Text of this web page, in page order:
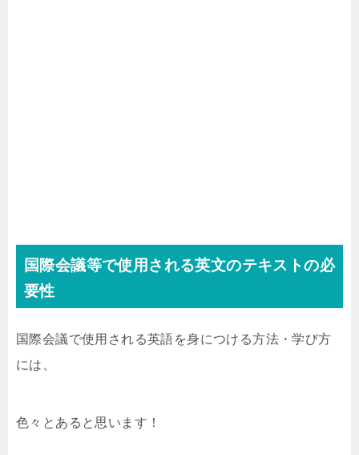
国際会議等で使用される英文のテキストの必
要性
国際会議で使用される英語を身につける方法・学び方
には、
色々とあると思います！